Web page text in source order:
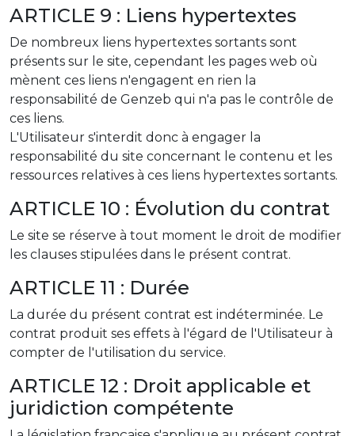
ARTICLE 9 : Liens hypertextes
De nombreux liens hypertextes sortants sont
présents sur le site, cependant les pages web où
mènent ces liens n'engagent en rien la
responsabilité de Genzeb qui n'a pas le contrôle de
ces liens.
L'Utilisateur s'interdit donc à engager la
responsabilité du site concernant le contenu et les
ressources relatives à ces liens hypertextes sortants.
ARTICLE 10 : Évolution du contrat
Le site se réserve à tout moment le droit de modifier
les clauses stipulées dans le présent contrat.
ARTICLE 11 : Durée
La durée du présent contrat est indéterminée. Le
contrat produit ses effets à l'égard de l'Utilisateur à
compter de l'utilisation du service.
ARTICLE 12 : Droit applicable et
juridiction compétente